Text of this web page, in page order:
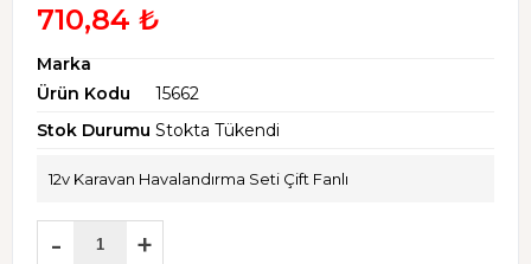
710,84 ₺
Marka
Ürün Kodu
15662
Stok Durumu Stokta Tükendi
12v Karavan Havalandırma Seti Çift Fanlı
- +